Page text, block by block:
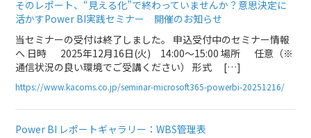
そのレポート、“見える化”で終わっていませんか？意思決定に
活かすPower BI実践セミナー 開催のお知らせ
当セミナーの受付は終了しました。 申込受付中のセミナー情報
へ 日時 2025年12月16日(火) 14:00～15:00 場所 任意（※
通信状況の良い環境でご受講ください） 形式 […]
https://www.kacoms.co.jp/seminar-microsoft365-powerbi-20251216/
Power BI レポートギャラリー：WBS管理表